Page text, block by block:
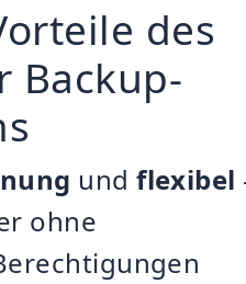
des
Backup-
undflexibel
ohne